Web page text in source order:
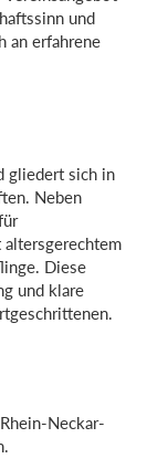
und
an erfahrene
gliedert sich in
Neben
Diese
und klare
Neckar-